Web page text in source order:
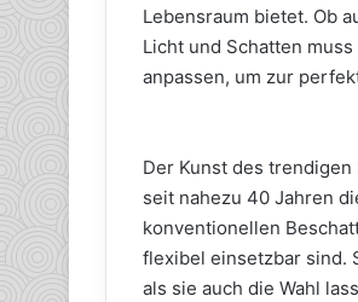
Lebensraum bietet. Ob
Licht und Schatten
anpassen, um zur
Der Kunst des
seit nahezu 40 Jahren
konventionellen
flexibel einsetzbar sind.
als sie auch die Wahl